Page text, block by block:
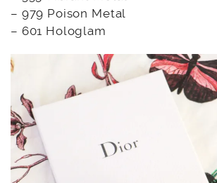
– 979 Poison Metal
– 601 Hologlam